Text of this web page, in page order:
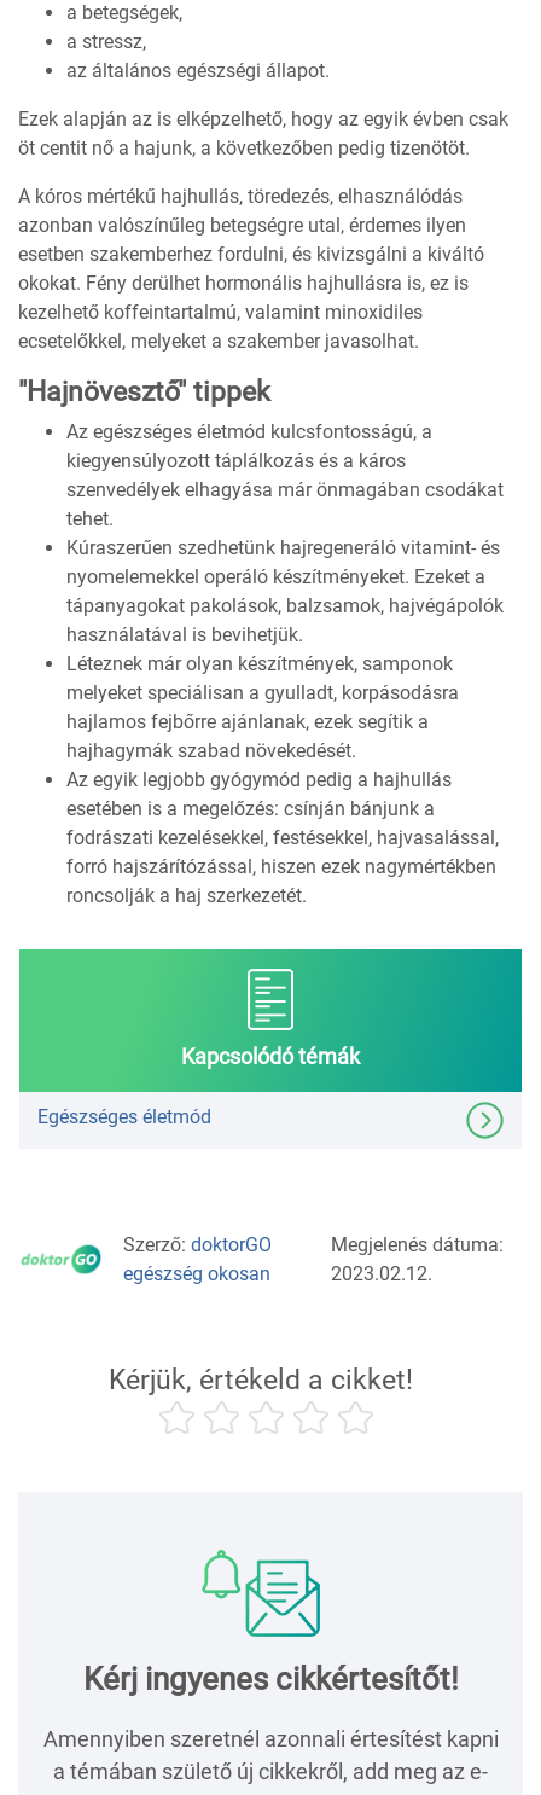
a betegségek,
a stressz,
az általános egészségi állapot.
Ezek alapján az is elképzelhető, hogy az egyik évben csak
öt centit nő a hajunk, a következőben pedig tizenötöt.
A kóros mértékű hajhullás, töredezés, elhasználódás
azonban valószínűleg betegségre utal, érdemes ilyen
esetben szakemberhez fordulni, és kivizsgálni a kiváltó
okokat. Fény derülhet hormonális hajhullásra is, ez is
kezelhető koffeintartalmú, valamint minoxidiles
ecsetelőkkel, melyeket a szakember javasolhat.
"Hajnövesztő" tippek
Az egészséges életmód kulcsfontosságú, a
kiegyensúlyozott táplálkozás és a káros
szenvedélyek elhagyása már önmagában csodákat
tehet.
Kúraszerűen szedhetünk hajregeneráló vitamint- és
nyomelemekkel operáló készítményeket. Ezeket a
tápanyagokat pakolások, balzsamok, hajvégápolók
használatával is bevihetjük.
Léteznek már olyan készítmények, samponok
melyeket speciálisan a gyulladt, korpásodásra
hajlamos fejbőrre ajánlanak, ezek segítik a
hajhagymák szabad növekedését.
Az egyik legjobb gyógymód pedig a hajhullás
esetében is a megelőzés: csínján bánjunk a
fodrászati kezelésekkel, festésekkel, hajvasalással,
forró hajszárítózással, hiszen ezek nagymértékben
roncsolják a haj szerkezetét.
Kapcsolódó témák
Egészséges életmód
Szerző: doktorGO
egészség okosan
Megjelenés dátuma:
2023.02.12.
Kérjük, értékeld a cikket!
Kérj ingyenes cikkértesítőt!
Amennyiben szeretnél azonnali értesítést kapni
a témában születő új cikkekről, add meg az e-